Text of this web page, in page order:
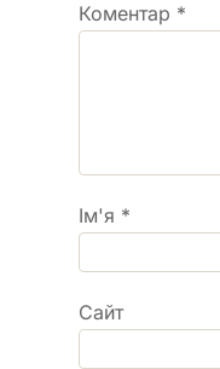
Коментар *
Ім'я *
Сайт